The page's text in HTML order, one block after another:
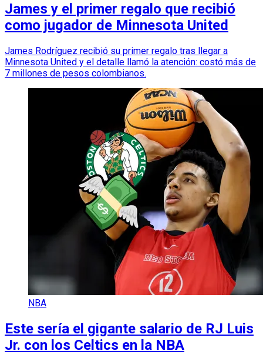
James y el primer regalo que recibió
como jugador de Minnesota United
James Rodríguez recibió su primer regalo tras llegar a
Minnesota United y el detalle llamó la atención: costó más de
7 millones de pesos colombianos.
NBA
Este sería el gigante salario de RJ Luis
Jr. con los Celtics en la NBA